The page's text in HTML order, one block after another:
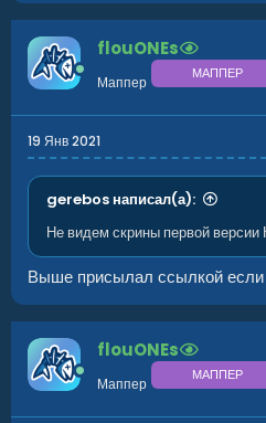
flouONEs
Маппер МАППЕР
19 Янв 2021
gerebos написал(а):
Не видем скрины первой версии
Выше присылал ссылкой если
flouONEs
Маппер МАППЕР